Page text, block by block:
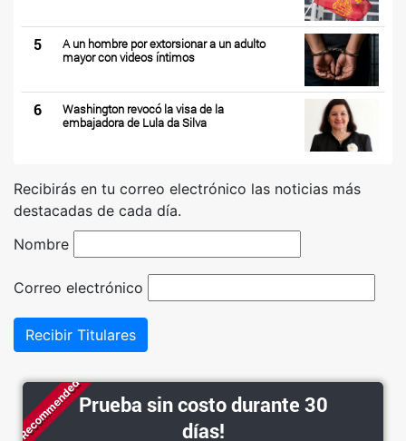
5
A un hombre por extorsionar a un adulto
mayor con videos íntimos
6
Washington revocó la visa de la
embajadora de Lula da Silva
Recibirás en tu correo electrónico las noticias más
destacadas de cada día.
Nombre
Correo electrónico
Recibir Titulares
RecommendedPrueba sin costo durante 30
días!